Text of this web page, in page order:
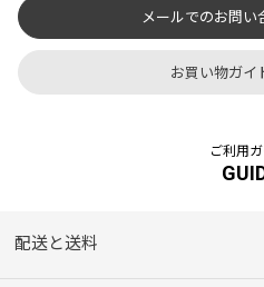
メールでのお問い
お買い物ガイ
ご利用
配送と送料